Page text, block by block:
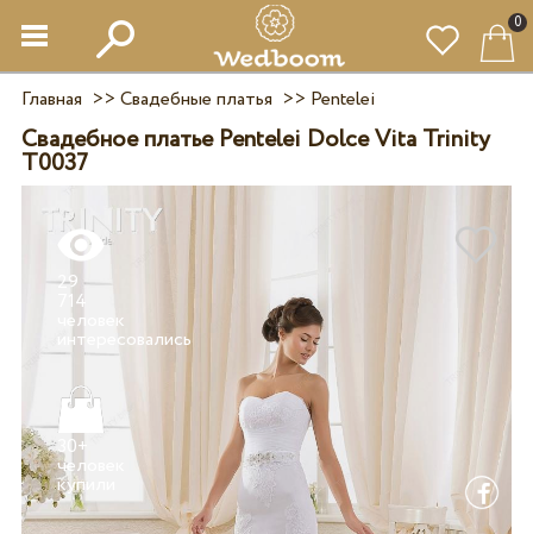
0
Главная >> Свадебные платья >> Pentelei
Свадебное платье Pentelei Dolce Vita Trinity
T0037
29
714
человек
30+
человек